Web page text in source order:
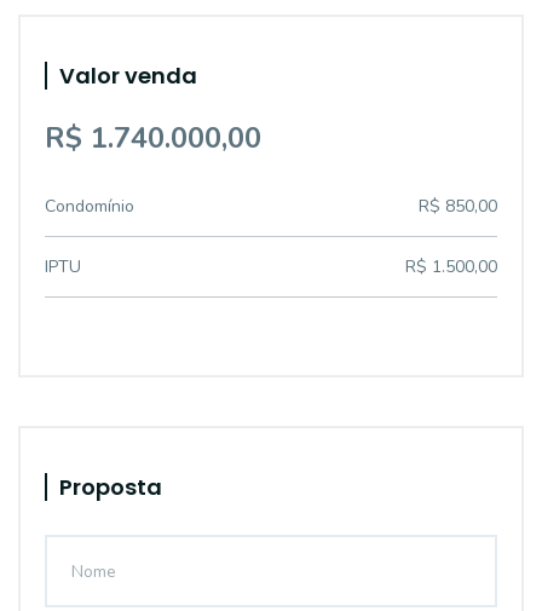
Valor venda
R$ 1.740.000,00
Condomínio R$ 850,00
IPTU R$ 1.500,00
Proposta